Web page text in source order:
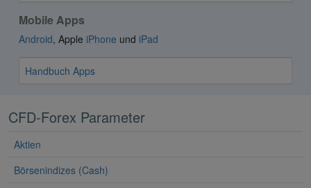
Mobile Apps
Android, Apple iPhone und iPad
Handbuch Apps
CFD-Forex Parameter
Aktien
Börsenindizes (Cash)